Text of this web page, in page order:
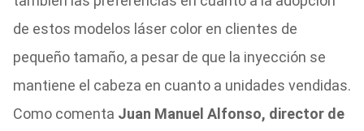
de estos modelos láser color en clientes de
pequeño tamaño, a pesar de que la inyección se
mantiene el cabeza en cuanto a unidades vendidas.
Como comenta Juan Manuel Alfonso, director de